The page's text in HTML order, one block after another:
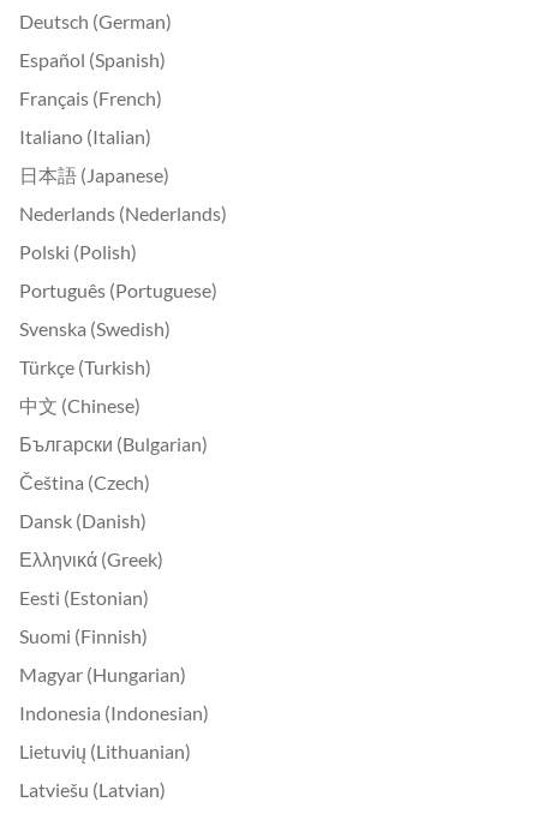
Deutsch (German)
Español (Spanish)
Français (French)
Italiano (Italian)
日本語 (Japanese)
Nederlands (Nederlands)
Polski (Polish)
Português (Portuguese)
Svenska (Swedish)
Türkçe (Turkish)
中文 (Chinese)
Български (Bulgarian)
Čeština (Czech)
Dansk (Danish)
Ελληνικά (Greek)
Eesti (Estonian)
Suomi (Finnish)
Magyar (Hungarian)
Indonesia (Indonesian)
Lietuvių (Lithuanian)
Latviešu (Latvian)